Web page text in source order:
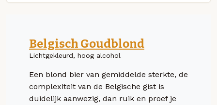
Belgisch Goudblond
Lichtgekleurd, hoog alcohol
Een blond bier van gemiddelde sterkte, de
complexiteit van de Belgische gist is
duidelijk aanwezig, dan ruik en proef je